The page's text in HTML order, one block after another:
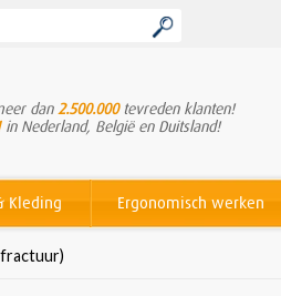
dan 2.500.000tevreden klanten!
in Nederland, België en Duitsland!
Kleding Ergonomisch werken
fractuur)